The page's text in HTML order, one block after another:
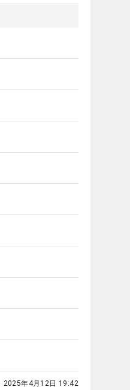
2025年4月12日 19:42